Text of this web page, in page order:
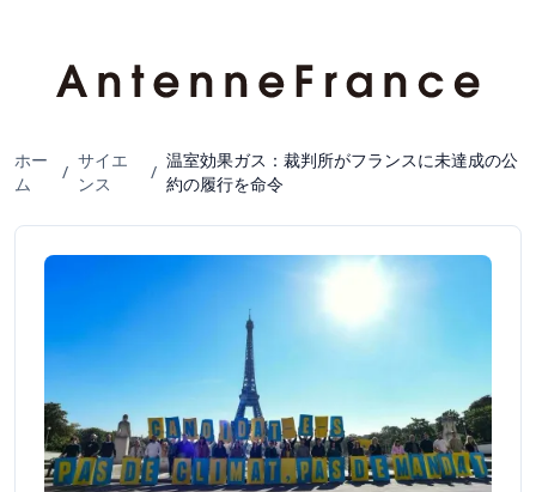
ホー
ム
/
サイエ
ンス
/
温室効果ガス：裁判所がフランスに未達成の公
約の履行を命令